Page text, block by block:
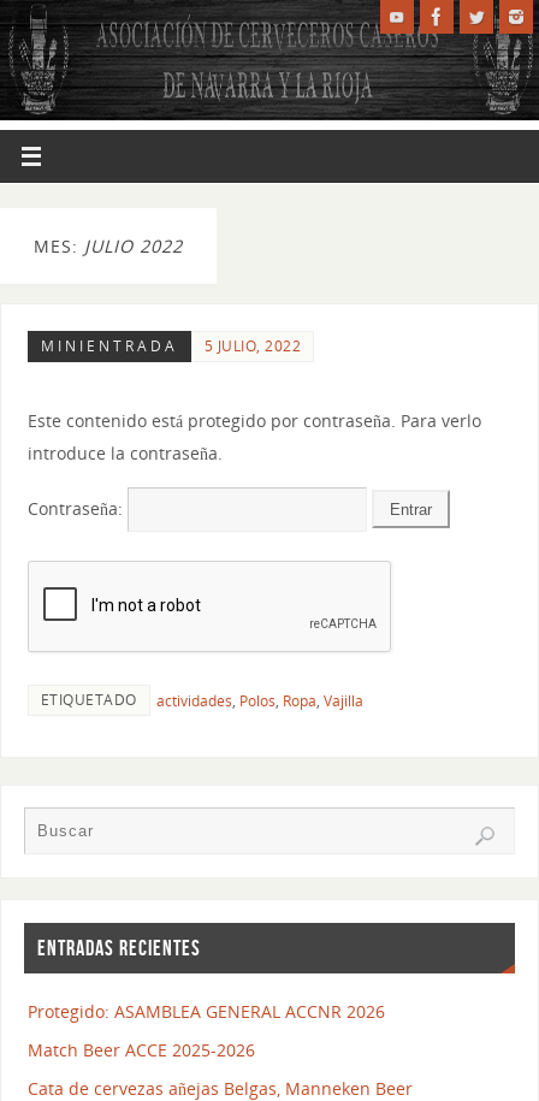
MES: JULIO 2022
MINIENTRADA 5 JULIO, 2022
Este contenido está protegido por contraseña. Para verlo
introduce la contraseña.
Contraseña:
ETIQUETADO actividades, Polos, Ropa, Vajilla
ENTRADAS RECIENTES
Protegido: ASAMBLEA GENERAL ACCNR 2026
Match Beer ACCE 2025-2026
Cata de cervezas añejas Belgas, Manneken Beer